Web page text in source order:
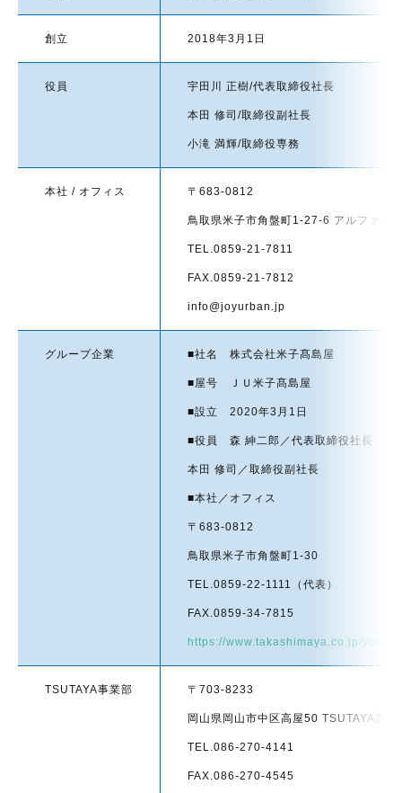
創立 2018年3月1日
役員 宇田川 正樹/代表取締役社長
本田 修司/取締役副社長
小滝 満輝/取締役専務
本社 / オフィス 〒683-0812
鳥取県米子市角盤町1-27-6 アルファビ
TEL.0859-21-7811
FAX.0859-21-7812
info@joyurban.jp
グループ企業 ■社名 株式会社米子髙島屋
■屋号 ＪＵ米子髙島屋
■設立 2020年3月1日
■役員 森 紳二郎／代表取締役社長
本田 修司／取締役副社長
■本社／オフィス
〒683-0812
鳥取県米子市角盤町1-30
TEL.0859-22-1111（代表）
FAX.0859-34-7815
https://www.takashimaya.co.jp/
TSUTAYA事業部 〒703-8233
岡山県岡山市中区高屋50 TSUTAYA高屋
TEL.086-270-4141
FAX.086-270-4545